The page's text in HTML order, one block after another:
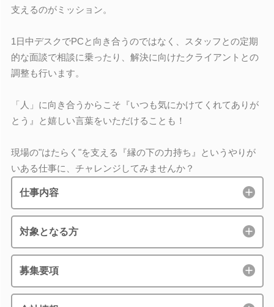
支えるのがミッション。
1日中デスクでPCと向き合うのではなく、スタッフとの定期
的な面談で相談に乗ったり、解決に向けたクライアントとの
調整も行います。
「人」に向き合うからこそ『いつも気にかけてくれてありが
とう』と嬉しい言葉をいただけることも！
現場の"はたらく"を支える『縁の下の力持ち』というやりが
いある仕事に、チャレンジしてみませんか？
仕事内容
対象となる方
募集要項